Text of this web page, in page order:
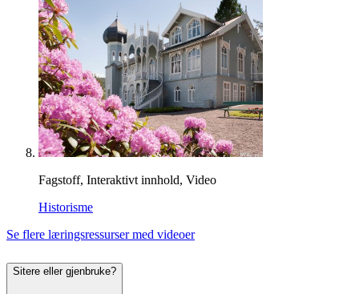
Fagstoff, Interaktivt innhold, Video
Historisme
Se flere læringsressurser med videoer
Sitere eller gjenbruke?